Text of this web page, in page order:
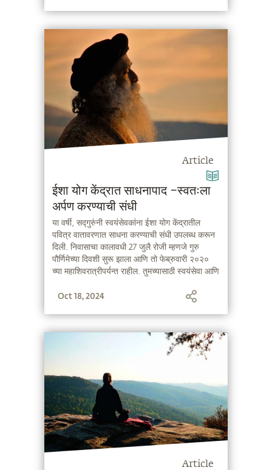
Article
ईशा योग केंद्रात साधनापाद –स्वतःला
अर्पण करण्याची संधी
या वर्षी, सद्गुरुंनी स्वयंसेवकांना ईशा योग केंद्रातील
पवित्र वातावरणात साधना करण्याची संधी उपलब्ध करून
दिली. निवासाचा कालावधी 27 जुलै रोजी म्हणजे गुरु
पौर्णिमेच्या दिवशी सुरू झाला आणि तो फेब्रुवारी २०२०
च्या महाशिवरात्रीपर्यन्त राहील. तुमच्यासाठी स्वयंसेवा आणि
चांगली संधी आहे.
Oct 18, 2024
Article